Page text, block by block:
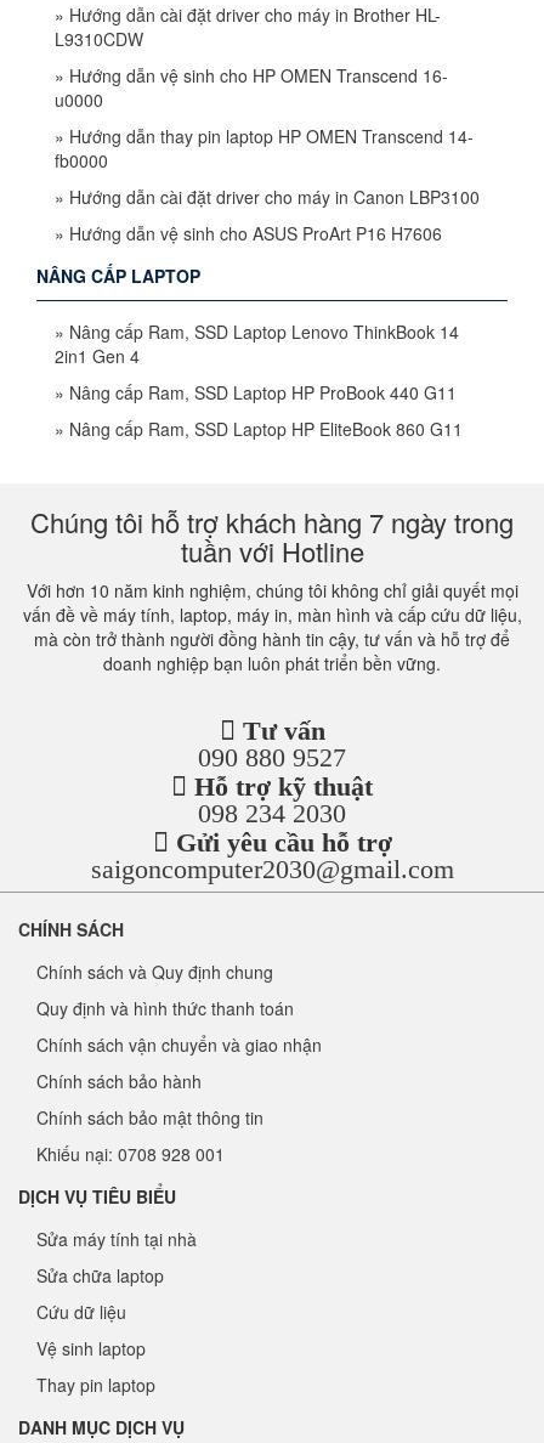
» Hướng dẫn cài đặt driver cho máy in Brother HL-
L9310CDW
» Hướng dẫn vệ sinh cho HP OMEN Transcend 16-
u0000
» Hướng dẫn thay pin laptop HP OMEN Transcend 14-
fb0000
» Hướng dẫn cài đặt driver cho máy in Canon LBP3100
» Hướng dẫn vệ sinh cho ASUS ProArt P16 H7606
NÂNG CẤP LAPTOP
» Nâng cấp Ram, SSD Laptop Lenovo ThinkBook 14
2in1 Gen 4
» Nâng cấp Ram, SSD Laptop HP ProBook 440 G11
» Nâng cấp Ram, SSD Laptop HP EliteBook 860 G11
Chúng tôi hỗ trợ khách hàng 7 ngày trong
tuần với Hotline
Với hơn 10 năm kinh nghiệm, chúng tôi không chỉ giải quyết mọi
vấn đề về máy tính, laptop, máy in, màn hình và cấp cứu dữ liệu,
mà còn trở thành người đồng hành tin cậy, tư vấn và hỗ trợ để
doanh nghiệp bạn luôn phát triển bền vững.
Tư vấn
090 880 9527
Hỗ trợ kỹ thuật
098 234 2030
Gửi yêu cầu hỗ trợ
saigoncomputer2030@gmail.com
CHÍNH SÁCH
Chính sách và Quy định chung
Quy định và hình thức thanh toán
Chính sách vận chuyển và giao nhận
Chính sách bảo hành
Chính sách bảo mật thông tin
Khiếu nại: 0708 928 001
DỊCH VỤ TIÊU BIỂU
Sửa máy tính tại nhà
Sửa chữa laptop
Cứu dữ liệu
Vệ sinh laptop
Thay pin laptop
DANH MỤC DỊCH VỤ